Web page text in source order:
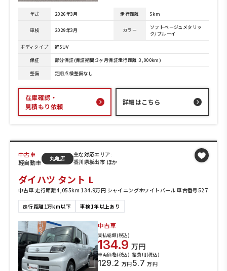
年式 2026年3月 走行距離 5km
車検 2029年3月 カラー
ソフトベージュメタリッ
ク/ブルーイ
ボディタイプ
軽SUV
保証
部分保証(保証期間:3ヶ月保証走行距離:3,000km)
整備
定期点検整備なし
在庫確認・
見積もり依頼
詳細はこちら
中古車
軽自動車
丸亀店
主な対応エリア:
香川県坂出市 ほか
ダイハツ タント L
中古車 走行距離4,055km 134.9万円 シャイニングホワイトパール 車台番号527
走行距離1万km以下 車検1年以上あり
中古車
支払総額(税込)
134.9 万円
車両価格(税込)
129.2 万円
諸費用(税込)
5.7 万円